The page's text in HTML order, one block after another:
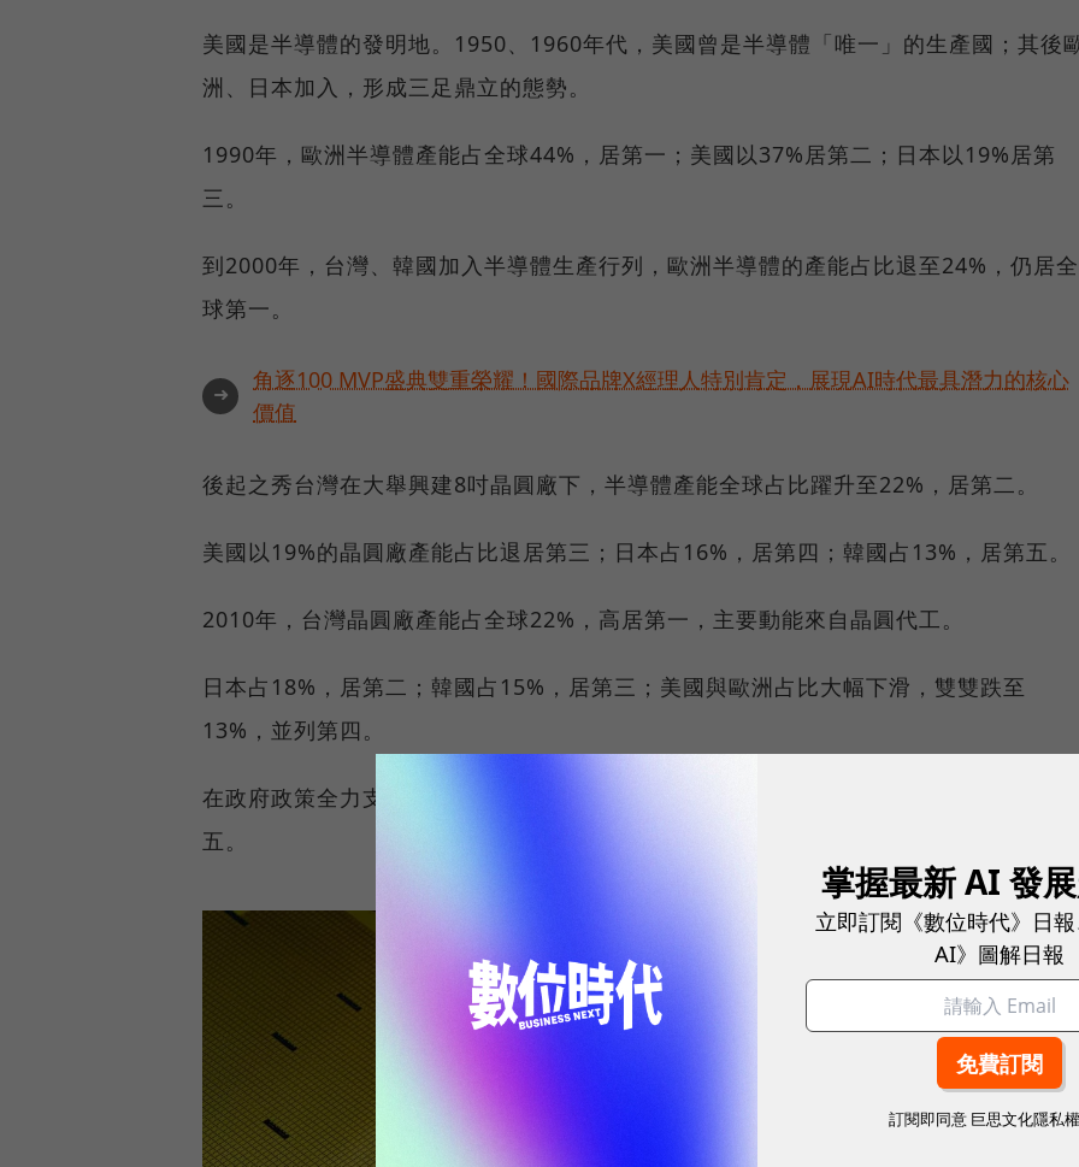
美國是半導體的發明地。1950、1960年代，美國曾是半導體「唯一」的生產國；其後
洲、日本加入，形成三足鼎立的態勢。
1990年，歐洲半導體產能占全球44%，居第一；美國以37%居第二；日本以19%居第
三。
到2000年，台灣、韓國加入半導體生產行列，歐洲半導體的產能占比退至24%，仍居全
球第一。
➜
角逐100 MVP盛典雙重榮耀！國際品牌X經理人特別肯定，展現AI時代最具潛力的核心
價值
後起之秀台灣在大舉興建8吋晶圓廠下，半導體產能全球占比躍升至22%，居第二。
美國以19%的晶圓廠產能占比退居第三；日本占16%，居第四；韓國占13%，居第五。
2010年，台灣晶圓廠產能占全球22%，高居第一，主要動能來自晶圓代工。
日本占18%，居第二；韓國占15%，居第三；美國與歐洲占比大幅下滑，雙雙跌至
13%，並列第四。
在政府政策全力支持下，中國半導體產業快速發展；中國晶圓廠產能占全球11%，居第
五。
掌握最新 AI 發
立即訂閱《數位時代》日
AI》圖解日報
訂閱即同意 巨思文化隱私